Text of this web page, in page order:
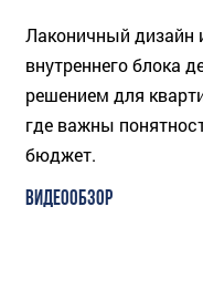
Лаконичный
внутреннего блока
решением для
где важны
бюджет.
ВИДЕООБЗОР